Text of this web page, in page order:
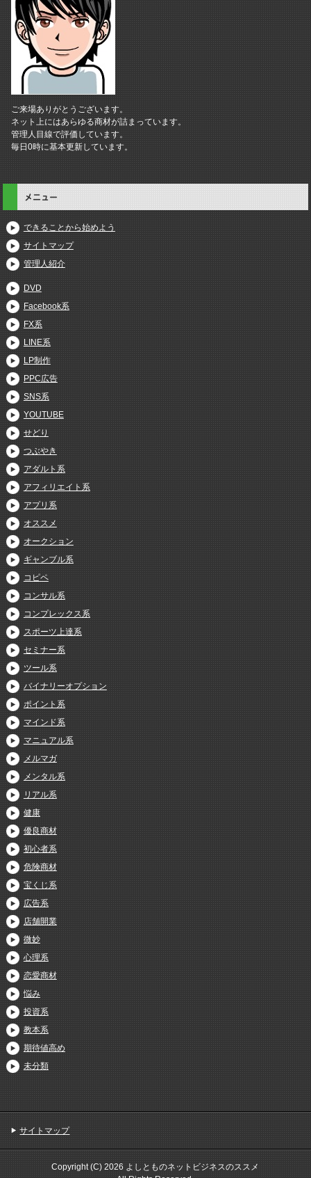
ご来場ありがとうございます。
ネット上にはあらゆる商材が詰まっています。
管理人目線で評価しています。
毎日0時に基本更新しています。
メニュー
できることから始めよう
サイトマップ
管理人紹介
DVD
Facebook系
FX系
LINE系
LP制作
PPC広告
SNS系
YOUTUBE
せどり
つぶやき
アダルト系
アフィリエイト系
アプリ系
オススメ
オークション
ギャンブル系
コピペ
コンサル系
コンプレックス系
スポーツ上達系
セミナー系
ツール系
バイナリーオプション
ポイント系
マインド系
マニュアル系
メルマガ
メンタル系
リアル系
健康
優良商材
初心者系
危険商材
宝くじ系
広告系
店舗開業
微妙
心理系
恋愛商材
悩み
投資系
教本系
期待値高め
未分類
サイトマップ
Copyright (C) 2026 よしとものネットビジネスのススメ